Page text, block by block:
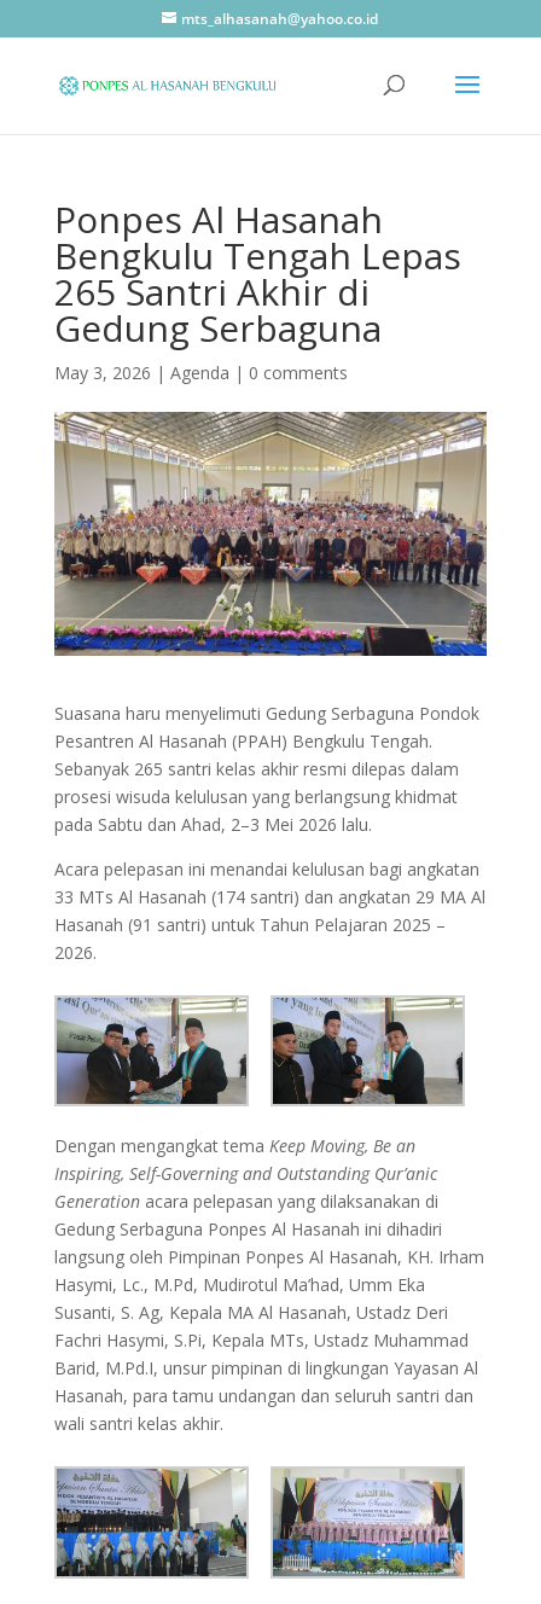
mts_alhasanah@yahoo.co.id
Ponpes Al Hasanah
Bengkulu Tengah Lepas
265 Santri Akhir di
Gedung Serbaguna
May 3, 2026 | Agenda | 0 comments
Suasana haru menyelimuti Gedung Serbaguna Pondok
Pesantren Al Hasanah (PPAH) Bengkulu Tengah.
Sebanyak 265 santri kelas akhir resmi dilepas dalam
prosesi wisuda kelulusan yang berlangsung khidmat
pada Sabtu dan Ahad, 2–3 Mei 2026 lalu.
Acara pelepasan ini menandai kelulusan bagi angkatan
33 MTs Al Hasanah (174 santri) dan angkatan 29 MA Al
Hasanah (91 santri) untuk Tahun Pelajaran 2025 –
2026.
Dengan mengangkat tema Keep Moving, Be an
Inspiring, Self-Governing and Outstanding Qur’anic
Generationacara pelepasan yang dilaksanakan di
Gedung Serbaguna Ponpes Al Hasanah ini dihadiri
langsung oleh Pimpinan Ponpes Al Hasanah, KH. Irham
Hasymi, Lc., M.Pd, Mudirotul Ma’had, Umm Eka
Susanti, S. Ag, Kepala MA Al Hasanah, Ustadz Deri
Fachri Hasymi, S.Pi, Kepala MTs, Ustadz Muhammad
Barid, M.Pd.I, unsur pimpinan di lingkungan Yayasan Al
Hasanah, para tamu undangan dan seluruh santri dan
wali santri kelas akhir.